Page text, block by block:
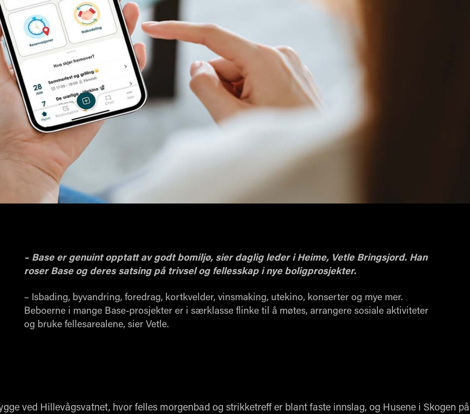
– Base er genuint opptatt av godt bomiljø, sier daglig leder i Heime, Vetle Bringsjord. Han
roser Base og deres satsing på trivsel og fellesskap i nye boligprosjekter.
– Isbading, byvandring, foredrag, kortkvelder, vinsmaking, utekino, konserter og mye mer.
Beboerne i mange Base-prosjekter er i særklasse flinke til å møtes, arrangere sosiale aktiviteter
og bruke fellesarealene, sier Vetle.
ved Hillevågsvatnet, hvor felles morgenbad og strikketreff er blant faste innslag, og Husene i Skogen på